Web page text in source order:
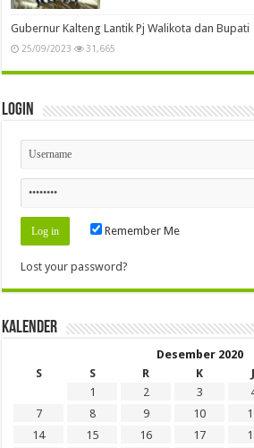
Gubernur Kalteng Lantik Pj Walikota dan Bupati
25/09/2023 31,665
Login
Remember Me
Lost your password?
Kalender
Desember 2020
S
S R K J
1
2 3
7
8 9 10
14
15 16 17